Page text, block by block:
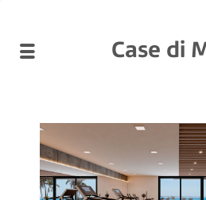
Case di